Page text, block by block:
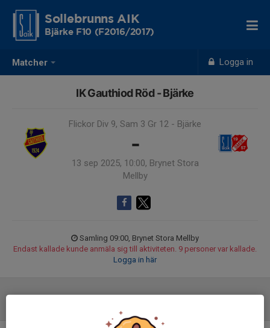
Matcher Logga in
Sollebrunns AIK
Bjärke F10 (F2016/2017)
IK Gauthiod Röd - Bjärke
Flickor Div 9, Sam 3 Gr 12 - Bjärke
-
13 sep 2025, 10:00, Brynet Stora
Mellby
Samling 09:00, Brynet Stora Mellby
Endast kallade kunde anmäla sig till aktiviteten. 9 personer var kallade.
Logga in här